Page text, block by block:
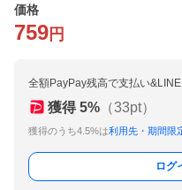
価格
759 円
全額PayPay残高で支払い
獲得 5% （33pt）
獲得のうち4.5%は利用先・期間限
ログ